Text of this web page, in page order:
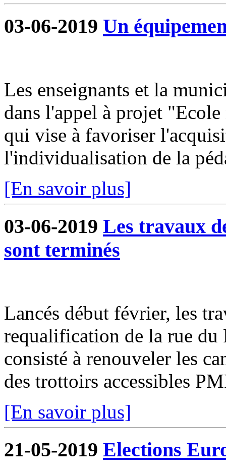
03-06-2019 Un
Les enseignants et la
dans l'appel à projet
qui vise à favoriser
l'individualisation de la
[En savoir plus]
03-06-2019 Les travaux
sont terminés
Lancés début février, les
requalification de la rue du
consisté à renouveler les
des trottoirs accessibles
[En savoir plus]
21-05-2019 Elections